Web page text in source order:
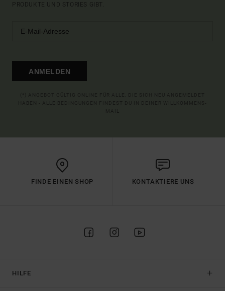
PRODUKTE UND STORIES GIBT.
ANMELDEN
FINDE EINEN SHOP KONTAKTIERE UNS
HILFE